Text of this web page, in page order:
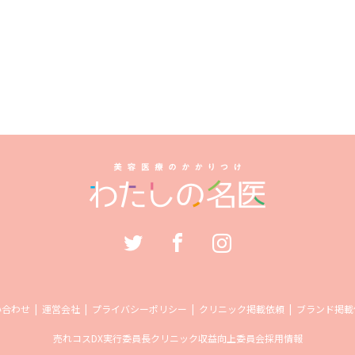
わせ 運営会社 プライバシーポリシー クリニック掲載依頼 ブランド掲
売れコスDX実行委員長クリニック収益向上委員会採用情報